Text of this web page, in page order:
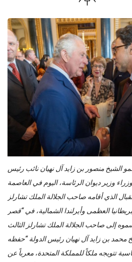
سمو الشيخ منصور بن زايد آل نهيان نائب رئيس
وزير ديوان الرئاسة، اليوم في العاصمة
الذي أقامه صاحب الجلالة الملك تشارلز
العظمى وأيرلندا الشمالية، في “قصر
صاحب الجلالة الملك تشارلز الثالث
بن زايد آل نهيان رئيس الدولة “حفظه
تتويجه ملكاً للمملكة المتحدة، معرباً عن